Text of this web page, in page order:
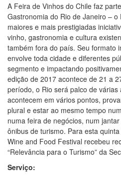
A Feira de Vinhos do Chile faz
Gastronomia do Rio de Janeiro –
maiores e mais prestigiadas
vinho, gastronomia e cultura
também fora do país. Seu formato
envolve toda cidade e diferentes
segmento e impactando
edição de 2017 acontece de 21 a
período, o Rio será palco de
acontecem em vários pontos,
plural e estar ao mesmo tempo
numa feira de negócios, num
ônibus de turismo. Para esta
Wine and Food Festival recebeu
“Relevância para o Turismo” da
Serviço: